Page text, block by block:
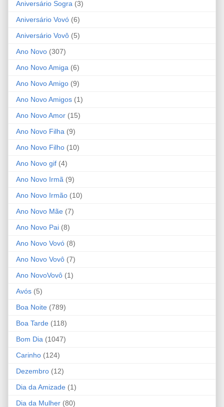
Aniversário Sogra (3)
Aniversário Vovó (6)
Aniversário Vovô (5)
Ano Novo (307)
Ano Novo Amiga (6)
Ano Novo Amigo (9)
Ano Novo Amigos (1)
Ano Novo Amor (15)
Ano Novo Filha (9)
Ano Novo Filho (10)
Ano Novo gif (4)
Ano Novo Irmã (9)
Ano Novo Irmão (10)
Ano Novo Mãe (7)
Ano Novo Pai (8)
Ano Novo Vovó (8)
Ano Novo Vovô (7)
Ano NovoVovô (1)
Avós (5)
Boa Noite (789)
Boa Tarde (118)
Bom Dia (1047)
Carinho (124)
Dezembro (12)
Dia da Amizade (1)
Dia da Mulher (80)